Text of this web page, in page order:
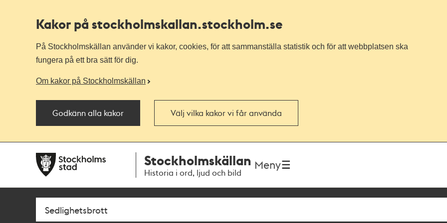
Kakor på stockholmskallan.stockholm.se
På Stockholmskällan använder vi kakor, cookies, för att sammanställa statistik och för att webbplatsen ska
fungera på ett bra sätt för dig.
Om kakor på Stockholmskällan
Godkänn alla kakor Välj vilka kakor vi får använda
navigationen
huvudinnehållet
Stockholmskällan
Historia i ord, ljud och bild
Meny
Sök